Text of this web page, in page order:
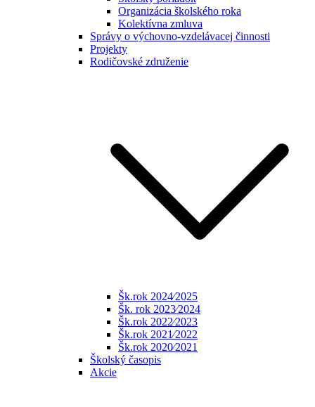
Organizácia školského roka
Kolektívna zmluva
Správy o výchovno-vzdelávacej činnosti
Projekty
Rodičovské združenie
Šk.rok 2024⁄2025
Šk. rok 2023⁄2024
Šk.rok 2022⁄2023
Šk.rok 2021⁄2022
Šk.rok 2020⁄2021
Školský časopis
Akcie